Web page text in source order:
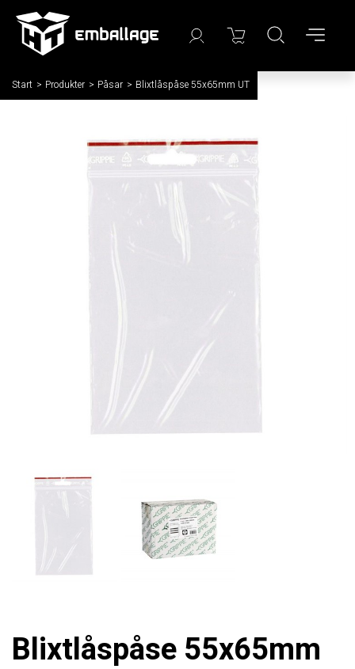
Start / Produkter / Påsar / Blixtlåspåse 55x65mm UT
Blixtlåspåse 55x65mm